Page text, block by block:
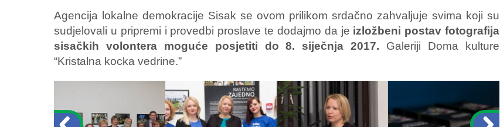
Agencija lokalne demokracije Sisak se ovom prilikom srdačno zahvaljuje svima koji su
sudjelovali u pripremi i provedbi proslave te dodajmo da je izložbeni postav fotografija
sisačkih volontera moguće posjetiti do 8. siječnja 2017. Galeriji Doma kulture
“Kristalna kocka vedrine.”